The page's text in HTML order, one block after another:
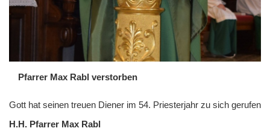
Pfarrer Max Rabl verstorben
Gott hat seinen treuen Diener im 54. Priesterjahr zu sich gerufen
H.H. Pfarrer Max Rabl